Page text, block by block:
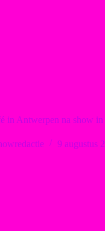
in Antwerpen na show
9 augustus